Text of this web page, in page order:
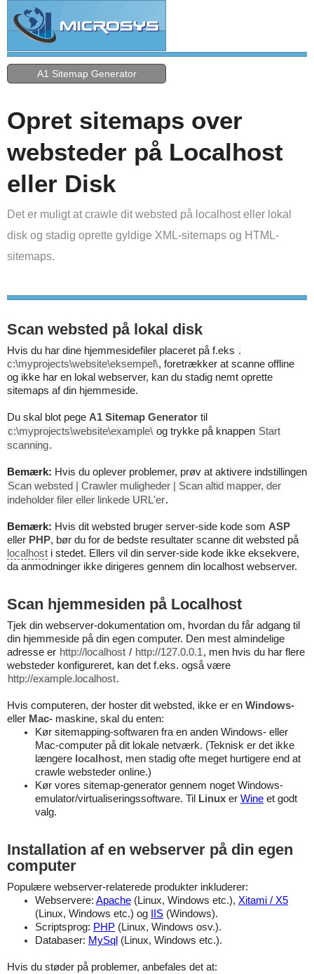
A1 Sitemap Generator
Opret sitemaps over
websteder på Localhost
eller Disk
Det er muligt at crawle dit websted på localhost eller lokal
disk og stadig oprette gyldige XML-sitemaps og HTML-
sitemaps.
Scan websted på lokal disk
Hvis du har dine hjemmesidefiler placeret på f.eks .
c:\myprojects\website\eksempel\, foretrækker at scanne offline
og ikke har en lokal webserver, kan du stadig nemt oprette
sitemaps af din hjemmeside.
Du skal blot pege A1 Sitemap Generator til
c:\myprojects\website\example\ og trykke på knappen Start
scanning.
Bemærk: Hvis du oplever problemer, prøv at aktivere indstillingen
Scan websted | Crawler muligheder | Scan altid mapper, der
indeholder filer eller linkede URL'er.
Bemærk: Hvis dit websted bruger server-side kode som ASP
eller PHP, bør du for de bedste resultater scanne dit websted på
localhost i stedet. Ellers vil din server-side kode ikke eksekvere,
da anmodninger ikke dirigeres gennem din localhost webserver.
Scan hjemmesiden på Localhost
Tjek din webserver-dokumentation om, hvordan du får adgang til
din hjemmeside på din egen computer. Den mest almindelige
adresse er http://localhost / http://127.0.0.1 , men hvis du har flere
websteder konfigureret, kan det f.eks. også være
http://example.localhost.
Hvis computeren, der hoster dit websted, ikke er en Windows-
eller Mac- maskine, skal du enten:
Kør sitemapping-softwaren fra en anden Windows- eller
Mac-computer på dit lokale netværk. (Teknisk er det ikke
længere localhost, men stadig ofte meget hurtigere end at
crawle websteder online.)
Kør vores sitemap-generator gennem noget Windows-
emulator/virtualiseringssoftware. Til
Linux er Wine et godt
valg.
Installation af en webserver på din egen
computer
Populære webserver-relaterede produkter inkluderer:
Webservere: Apache (Linux, Windows etc.), Xitami / X5
(Linux, Windows etc.) og
IIS (Windows).
Scriptsprog: PHP (Linux, Windows osv.).
Databaser: MySql (Linux, Windows etc.).
Hvis du støder på problemer, anbefales det at: